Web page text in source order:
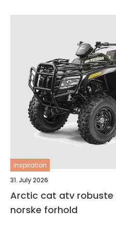
inspiration
31. July 2026
Arctic cat atv robuste arbeidsmaskiner for
norske forhold